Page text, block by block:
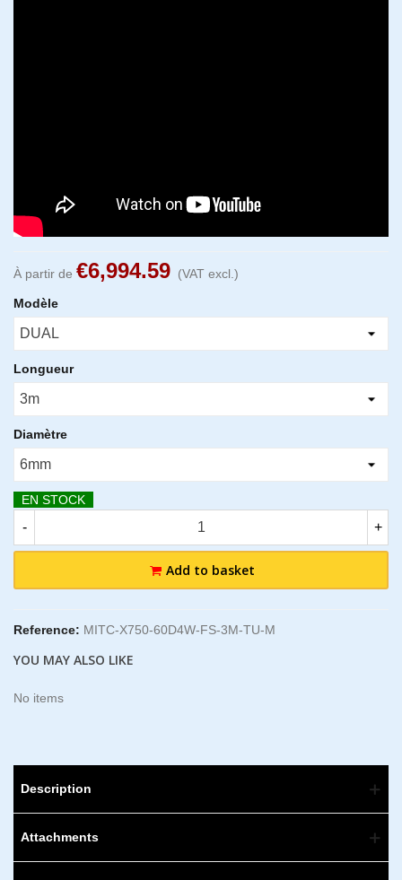
À partir de €6,994.59 (VAT excl.)
Modèle
Longueur
Diamètre
EN STOCK
- +
Add to basket
Reference: MITC-X750-60D4W-FS-3M-TU-M
YOU MAY ALSO LIKE
No items
Description
Attachments